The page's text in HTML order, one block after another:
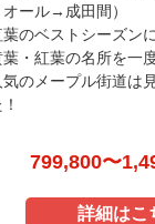
オール→成田間）
葉のベストシーズン
・紅葉の名所を一
気のメープル街道は
799,800〜
詳細はこ